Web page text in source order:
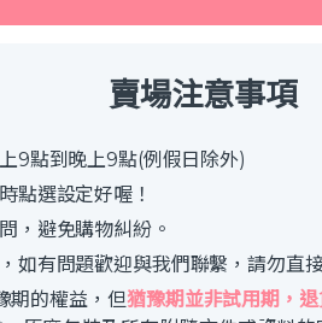
賣場注意事項
9點到晚上9點(例假日除外)
點選設定好喔！
，避免購物糾紛。
如有問題歡迎與我們聯繫，請勿直
期的權益，但猶豫期並非試用期，